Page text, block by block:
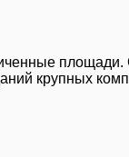
крупных